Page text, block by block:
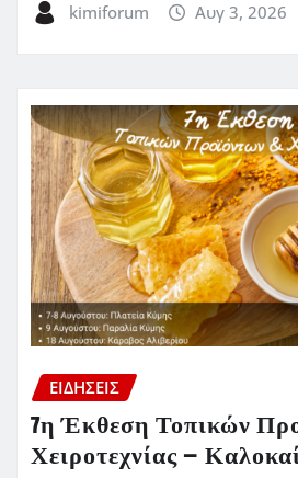
kimiforum Αυγ 3, 2026
ΕΙΔΗΣΕΙΣ
7η Έκθεση Τοπικών
Χειροτεχνίας –